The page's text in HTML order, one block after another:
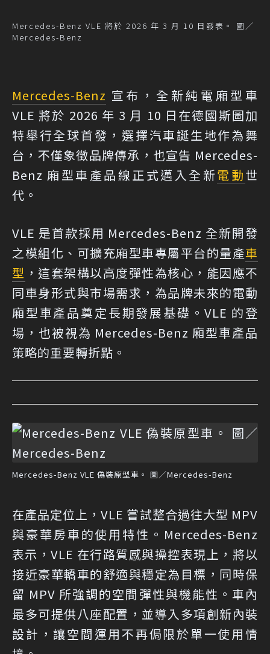
Mercedes-Benz VLE 將於 2026 年 3 月 10 日發表。 圖／
Mercedes-Benz
Mercedes-Benz 宣布，全新純電廂型車
VLE 將於 2026 年 3 月 10 日在德國斯圖加
特舉行全球首發，選擇汽車誕生地作為舞
台，不僅象徵品牌傳承，也宣告 Mercedes-
Benz 廂型車產品線正式邁入全新電動世
代。
VLE 是首款採用 Mercedes-Benz 全新開發
之模組化、可擴充廂型車專屬平台的量產車
型 ，這套架構以高度彈性為核心，能因應不
同車身形式與市場需求，為品牌未來的電動
廂型車產品奠定長期發展基礎。VLE 的登
場，也被視為 Mercedes-Benz 廂型車產品
策略的重要轉折點。
Mercedes-Benz VLE 偽裝原型車。 圖／Mercedes-Benz
在產品定位上，VLE 嘗試整合過往大型 MPV
與豪華房車的使用特性。Mercedes-Benz
表示，VLE 在行路質感與操控表現上，將以
接近豪華轎車的舒適與穩定為目標，同時保
留 MPV 所強調的空間彈性與機能性。車內
最多可提供八座配置，並導入多項創新內裝
設計，讓空間運用不再侷限於單一使用情